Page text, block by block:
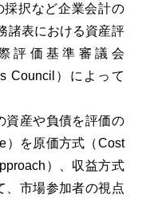
採択など企業会計の
諸表における資産評
評価基準審議会
Council）によって
資産や負債を評価の
）を原価方式（Cost
）、収益方式
、市場参加者の視点